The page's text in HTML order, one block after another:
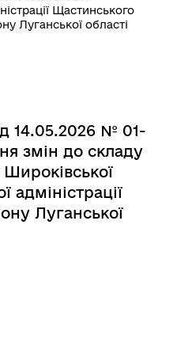
Щастинського
Луганської області
14.05.2026 № 01-
змін до складу
Широківської
адміністрації
Луганської